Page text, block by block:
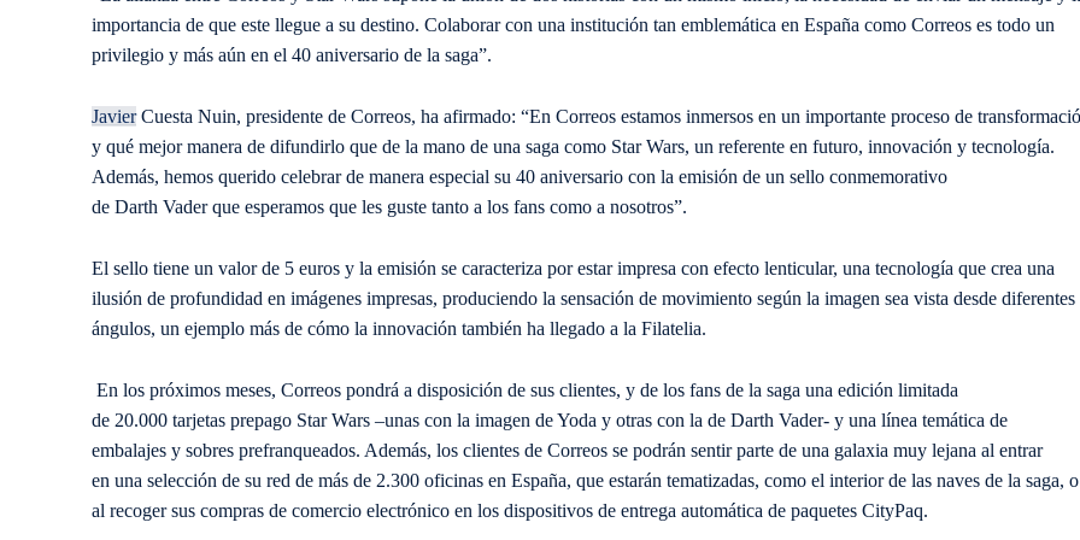
importancia de que este llegue a su destino. Colaborar con una institución tan emblemática en España como Correos es todo un
privilegio y más aún en el 40 aniversario de la saga”.
JavierCuesta Nuin, presidente de Correos, ha afirmado: “En Correos estamos inmersos en un importante proceso de
y qué mejor manera de difundirlo que de la mano de una saga como Star Wars, un referente en futuro, innovación y tecnología.
Además, hemos querido celebrar de manera especial su 40 aniversario con la emisión de un sello conmemorativo
de Darth Vaderque esperamos que les guste tanto a los fans como a nosotros”.
El sello tiene un valor de 5 euros y la emisión se caracteriza por estar impresa con efecto lenticular, una tecnología que crea una
ilusión de profundidad en imágenes impresas, produciendo la sensación de movimiento según la imagen sea vista desde diferentes
ángulos, un ejemplo más de cómo la innovación también ha llegado a la Filatelia.
En los próximos meses, Correos pondrá a disposición de sus clientes, y de los fans de la saga una edición limitada
de 20.000 tarjetas prepago Star Wars –unas con la imagen de Yoda y otras con la de Darth Vader- y una línea temática de
embalajes y sobres prefranqueados. Además, los clientes de Correos se podrán sentir parte de una galaxia muy lejana al entrar
en una selección de su red de más de 2.300 oficinas en España, que estarán tematizadas, como el interior de las naves de la saga, o
al recoger sus compras de comercio electrónico en los dispositivos de entrega automática de paquetes CityPaq.